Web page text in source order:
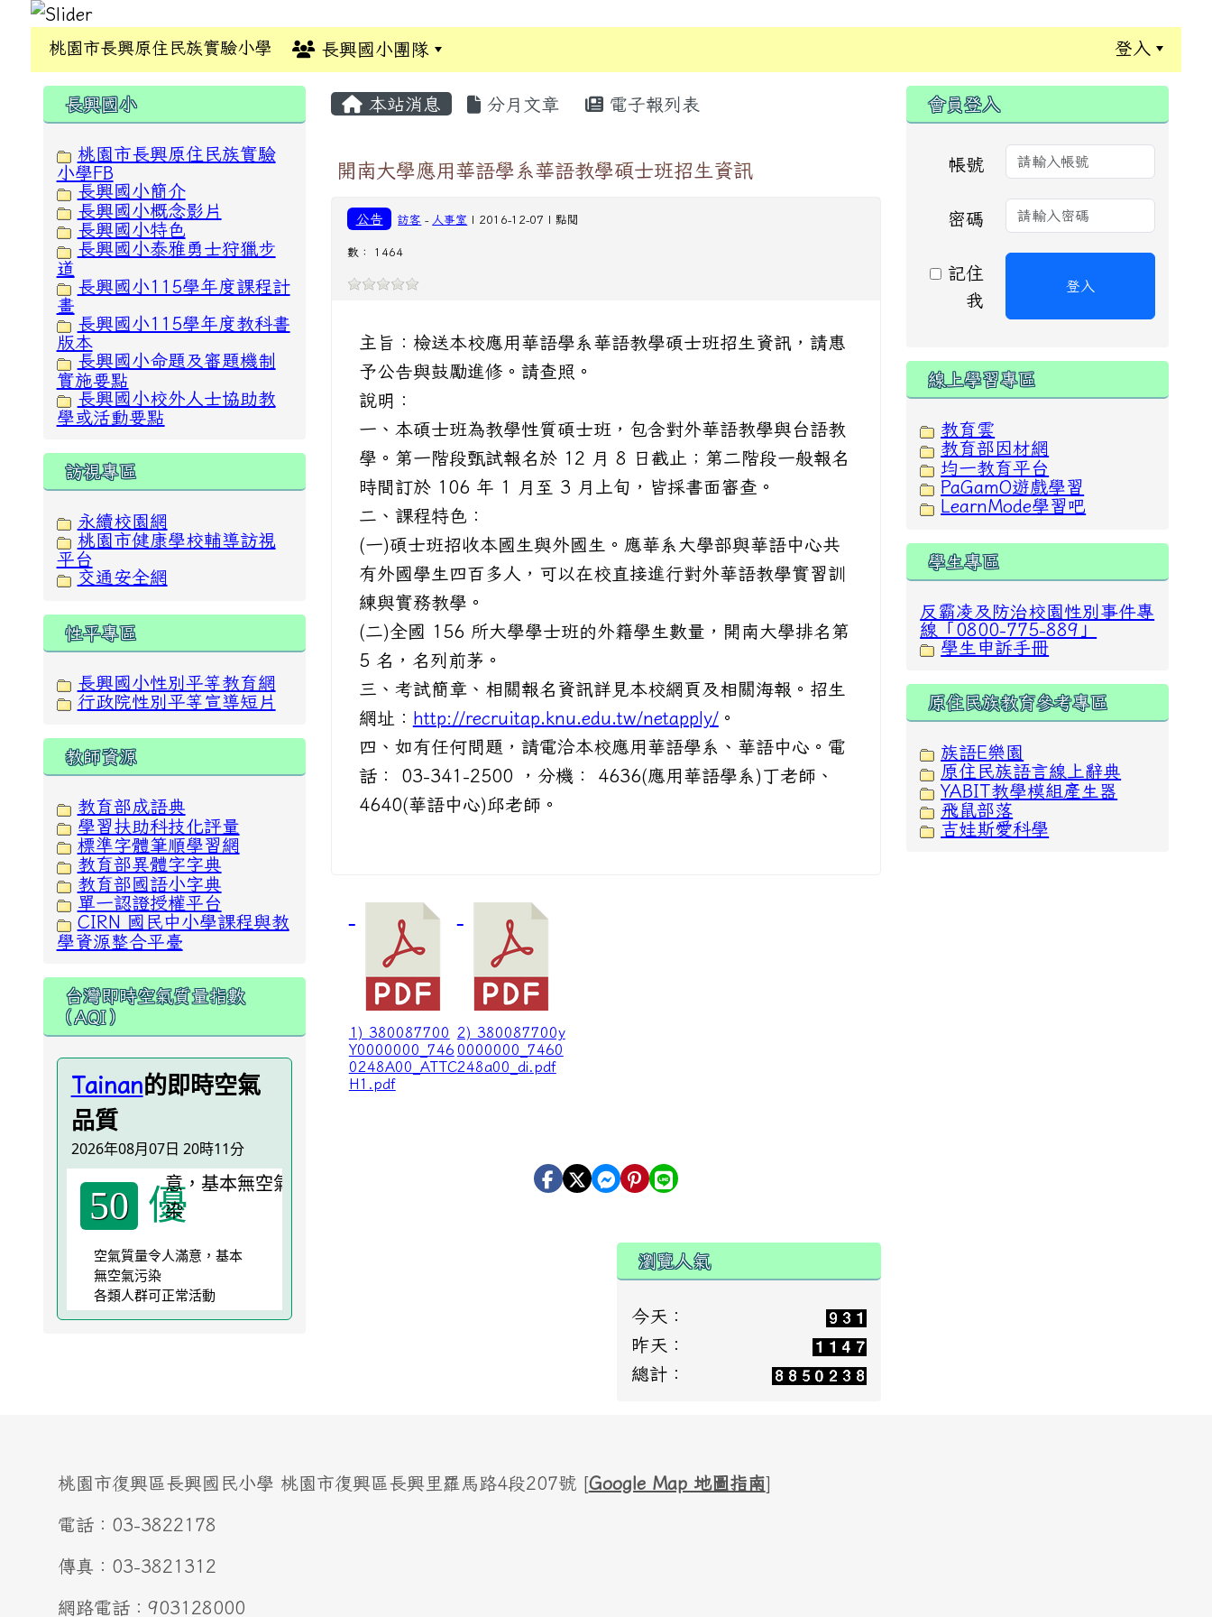
桃園市長興原住民族實驗小學 長興國小團隊 登入
本站消息 分月文章 電子報列表
開南大學應用華語學系華語教學碩士班招生資訊
公告 訪客 - 人事室 | 2016-12-07 | 點閱
數： 1464
主旨：檢送本校應用華語學系華語教學碩士班招生資訊，請惠
予公告與鼓勵進修。請查照。
說明：
一、本碩士班為教學性質碩士班，包含對外華語教學與台語教
學。第一階段甄試報名於 12 月 8 日截止；第二階段一般報名
時間訂於 106 年 1 月至 3 月上旬，皆採書面審查。
二、課程特色：
(一)碩士班招收本國生與外國生。應華系大學部與華語中心共
有外國學生四百多人，可以在校直接進行對外華語教學實習訓
練與實務教學。
(二)全國 156 所大學學士班的外籍學生數量，開南大學排名第
5 名，名列前茅。
三、考試簡章、相關報名資訊詳見本校網頁及相關海報。招生
網址： http://recruitap.knu.edu.tw/netapply/。
四、如有任何問題，請電洽本校應用華語學系、華語中心。電
話： 03-341-2500 ，分機： 4636(應用華語學系)丁老師、
4640(華語中心)邱老師。
1) 380087700
Y0000000_746
0248A00_ATTC
H1.pdf
2) 380087700y
0000000_7460
248a00_di.pdf
瀏覽人氣
今天：
昨天：
總計：
:::
長興國小
桃園市長興原住民族實驗
小學FB
長興國小簡介
長興國小概念影片
長興國小特色
長興國小泰雅勇士狩獵步
道
長興國小115學年度課程計
畫
長興國小115學年度教科書
版本
長興國小命題及審題機制
實施要點
長興國小校外人士協助教
學或活動要點
訪視專區
永續校園網
桃園市健康學校輔導訪視
平台
交通安全網
性平專區
長興國小性別平等教育網
行政院性別平等宣導短片
教師資源
教育部成語典
學習扶助科技化評量
標準字體筆順學習網
教育部異體字字典
教育部國語小字典
單一認證授權平台
CIRN 國民中小學課程與教
學資源整合平臺
台灣即時空氣質量指數
（AQI）
Tainan的即時空氣
品質
2026年08月07日 20時11分
50 優
空氣質量令人滿意，基本
無空氣污染
各類人群可正常活動
:::
會員登入
帳號
密碼
記住
我
登入
線上學習專區
教育雲
教育部因材網
均一教育平台
PaGamO遊戲學習
LearnMode學習吧
學生專區
反霸凌及防治校園性別事件專
線「0800-775-889」
學生申訴手冊
原住民族教育參考專區
族語E樂園
原住民族語言線上辭典
YABIT教學模組產生器
飛鼠部落
吉娃斯愛科學
桃園市復興區長興國民小學 桃園市復興區長興里羅馬路4段207號 [Google Map 地圖指南]
電話：03-3822178
傳真：03-3821312
網路電話：903128000